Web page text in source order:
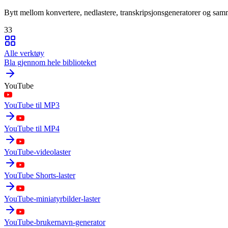
Bytt mellom konvertere, nedlastere, transkripsjonsgeneratorer og
33
Alle verktøy
Bla gjennom hele biblioteket
YouTube
YouTube til MP3
YouTube til MP4
YouTube-videolaster
YouTube Shorts-laster
YouTube-miniatyrbilder-laster
YouTube-brukernavn-generator